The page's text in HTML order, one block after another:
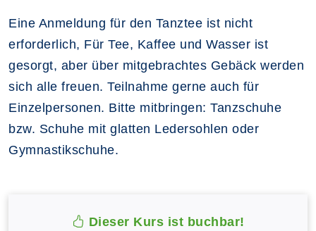
Eine Anmeldung für den Tanztee ist nicht
erforderlich, Für Tee, Kaffee und Wasser ist
gesorgt, aber über mitgebrachtes Gebäck werden
sich alle freuen. Teilnahme gerne auch für
Einzelpersonen. Bitte mitbringen: Tanzschuhe
bzw. Schuhe mit glatten Ledersohlen oder
Gymnastikschuhe.
Dieser Kurs ist buchbar!